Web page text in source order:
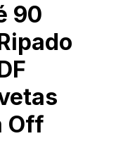
90
Off